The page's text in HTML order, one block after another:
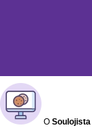
O Soulojista